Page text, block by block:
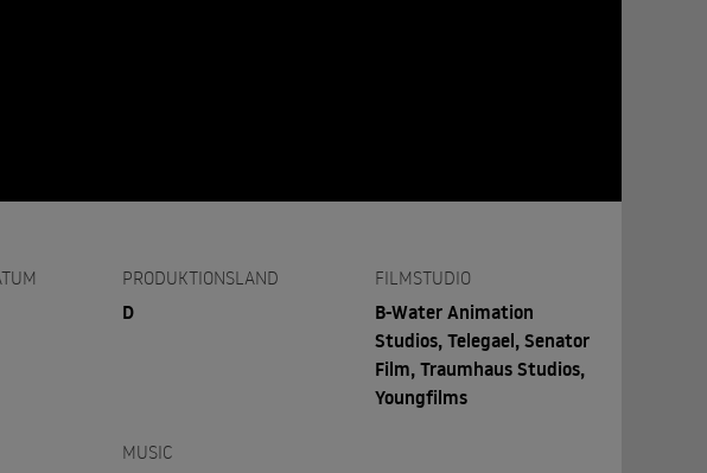
PRODUKTIONSLAND
D
FILMSTUDIO
B-Water Animation
Studios, Telegael, Senator
Film, Traumhaus Studios,
Youngfilms
MUSIC